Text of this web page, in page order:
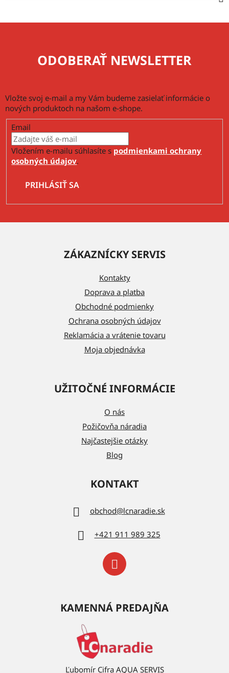
ODOBERAŤ NEWSLETTER
Vložte svoj e-mail a my Vám budeme zasielať informácie o
nových produktoch na našom e-shope.
Email
Vložením e-mailu súhlasíte s podmienkami ochrany
osobných údajov.
PRIHLÁSIŤ SA
ZÁKAZNÍCKY SERVIS
Kontakty
Doprava a platba
Obchodné podmienky
Ochrana osobných údajov
Reklamácia a vrátenie tovaru
Moja objednávka
UŽITOČNÉ INFORMÁCIE
O nás
Požičovňa náradia
Najčastejšie otázky
Blog
KONTAKT
obchod@lcnaradie.sk
+421 911 989 325
KAMENNÁ PREDAJŇA
Ľubomír Cifra AQUA SERVIS